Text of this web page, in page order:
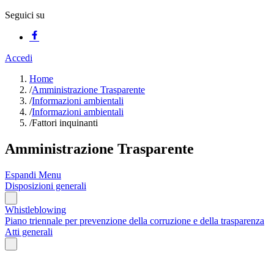
Seguici su
Accedi
Home
/Amministrazione Trasparente
/Informazioni ambientali
/Informazioni ambientali
/Fattori inquinanti
Amministrazione Trasparente
Espandi Menu
Disposizioni generali
Whistleblowing
Piano triennale per prevenzione della corruzione e della trasparenza
Atti generali